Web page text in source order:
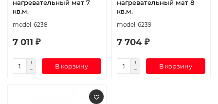
нагревательный мат 7
кв.м.
model-6238
7 011 ₽
В корзину
нагревательный мат 8
кв.м.
model-6239
7 704 ₽
В корзину